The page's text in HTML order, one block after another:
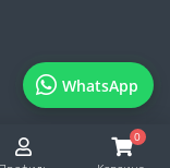
0
WhatsApp